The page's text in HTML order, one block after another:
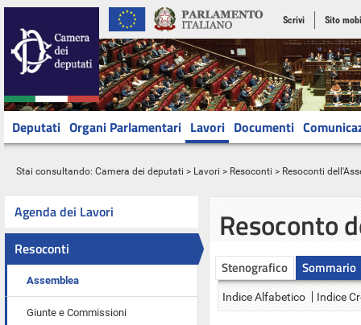
Scrivi Sito
Deputati Organi Parlamentari Lavori Documenti
Stai consultando: Camera dei deputati > Lavori > Resoconti > Resoconti
Agenda dei Lavori
Resoconti
Assemblea
Giunte e Commissioni
Resoconto
Stenografico Sommario
Indice Alfabetico Indice